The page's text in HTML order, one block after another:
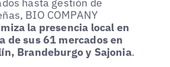
hasta gestión de
BIO COMPANY
la presencia local en
de sus 61 mercados en
Brandeburgo y Sajonia.